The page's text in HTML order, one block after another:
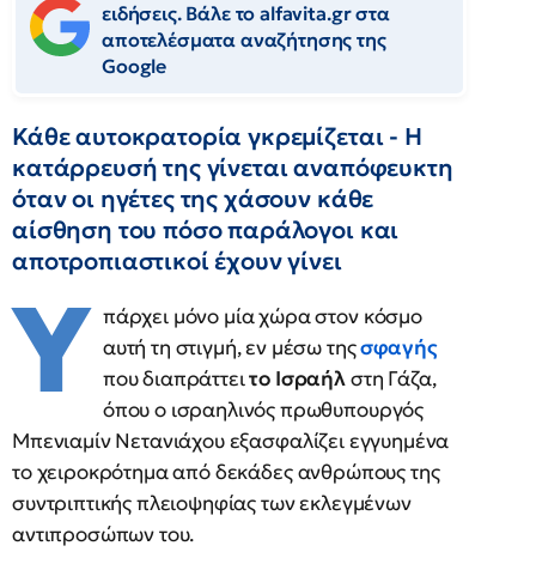
ειδήσεις. Βάλε το alfavita.gr στα
αποτελέσματα αναζήτησης της
Google
Κάθε αυτοκρατορία γκρεμίζεται - Η
κατάρρευσή της γίνεται αναπόφευκτη
όταν οι ηγέτες της χάσουν κάθε
αίσθηση του πόσο παράλογοι και
αποτροπιαστικοί έχουν γίνει
Υ πάρχει μόνο μία χώρα στον κόσμο
αυτή τη στιγμή, εν μέσω τηςσφαγής
που διαπράττειτο Ισραήλστη Γάζα,
όπου ο ισραηλινός πρωθυπουργός
Μπενιαμίν Νετανιάχου εξασφαλίζει εγγυημένα
το χειροκρότημα από δεκάδες ανθρώπους της
συντριπτικής πλειοψηφίας των εκλεγμένων
αντιπροσώπων του.